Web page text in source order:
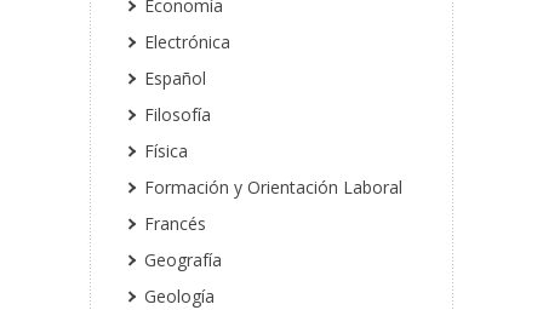
Economía
Electrónica
Español
Filosofía
Física
Formación y Orientación Laboral
Francés
Geografía
Geología